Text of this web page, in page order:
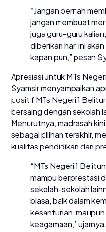
“Jangan pernah
jangan membuat
juga guru-guru
diberikan hari ini
kapan pun,” pesan
Apresiasi untuk MTs
Syamsir menyampaikan
positif MTs Negeri 1
bersaing dengan sekolah
Menurutnya, madrasah
sebagai pilihan terakhir,
kualitas pendidikan dan
“MTs Negeri 1
mampu berprestasi
sekolah-sekolah
biasa, baik dalam
kesantunan,
keagamaan,” ujarnya.